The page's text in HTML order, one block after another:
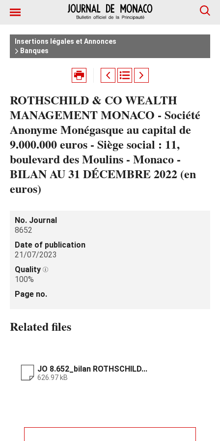
Insertions légales et Annonces
Banques
ROTHSCHILD & CO WEALTH
MANAGEMENT MONACO - Société
Anonyme Monégasque au capital de
9.000.000 euros - Siège social : 11,
boulevard des Moulins - Monaco -
BILAN AU 31 DÉCEMBRE 2022 (en
euros)
No. Journal
8652
Date of publication
21/07/2023
Quality
100%
Page no.
Related files
JO 8.652_bilan ROTHSCHILD...
626.97 kB